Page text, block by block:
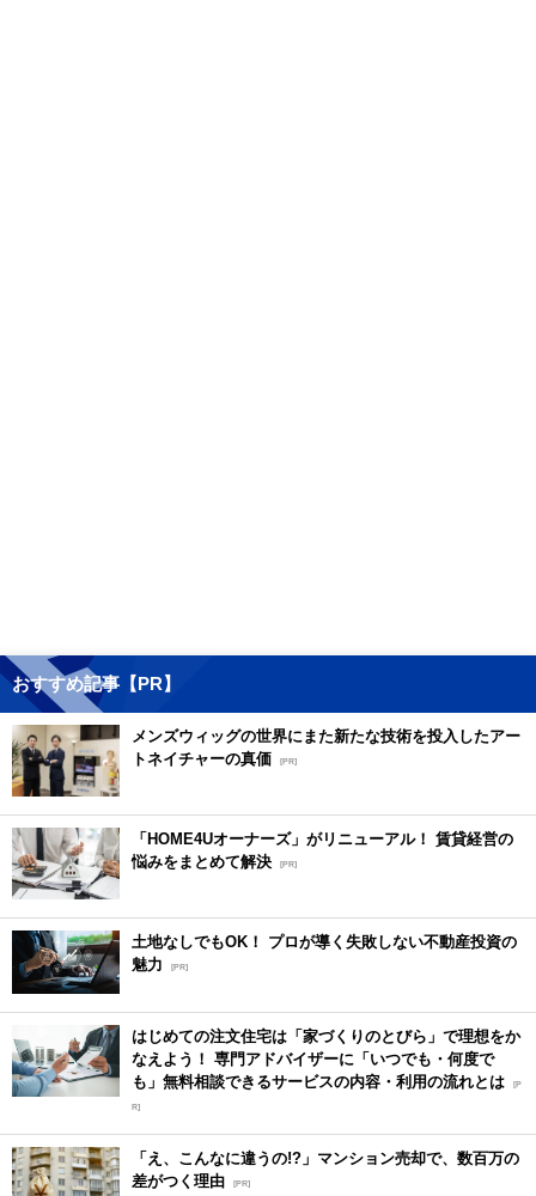
おすすめ記事【PR】
メンズウィッグの世界にまた新たな技術を投入したアー
トネイチャーの真価
[PR]
「HOME4Uオーナーズ」がリニューアル！ 賃貸経営の
悩みをまとめて解決 [PR]
土地なしでもOK！ プロが導く失敗しない不動産投資の
魅力
[PR]
はじめての注文住宅は「家づくりのとびら」で理想をか
なえよう！ 専門アドバイザーに「いつでも・何度で
も」無料相談できるサービスの内容・利用の流れとは [P
R]
「え、こんなに違うの!?」マンション売却で、数百万の
差がつく理由 [PR]